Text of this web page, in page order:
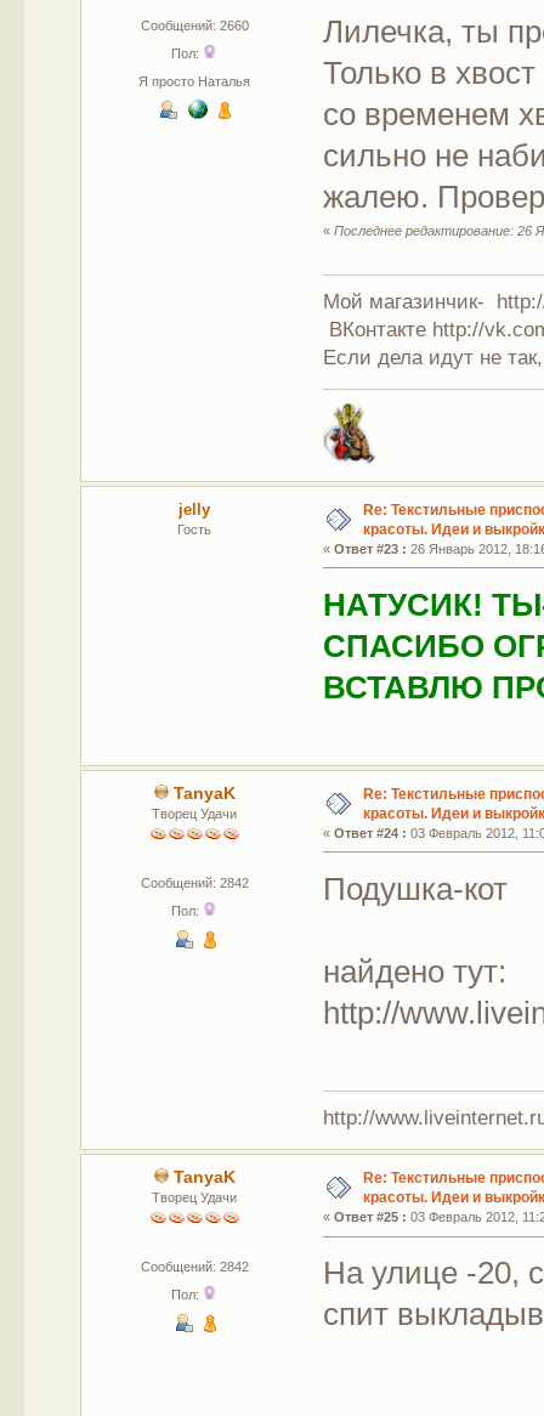
Сообщений: 2660
Пол:
Я просто Наталья
Лилечка, ты
Только в
со временем
сильно не
жалею.
«Последнее редактирование: 26
Мой магазинчик-
ВКонтакте http://
Если дела идут не
jelly
Гость
Re: Текстильные
красоты. Идеи и
«Ответ #23 : 26 Январь 2012,
НАТУСИК!
СПАСИБО
ВСТАВЛЮ
TanyaK
Творец Удачи
Сообщений: 2842
Пол:
Re: Текстильные
красоты. Идеи и
«Ответ #24 : 03 Февраль 2012,
Подушка-кот
найдено тут:
http://
http://
TanyaK
Творец Удачи
Сообщений: 2842
Пол:
Re: Текстильные
красоты. Идеи и
«Ответ #25 : 03 Февраль 2012,
На улице -20,
спит